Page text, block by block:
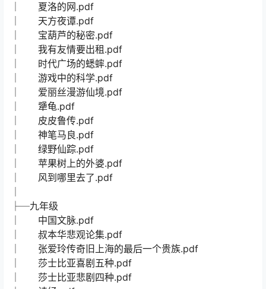
│ 夏洛的网.pdf
│ 天方夜谭.pdf
│ 宝葫芦的秘密.pdf
│ 我有友情要出租.pdf
│ 时代广场的蟋蟀.pdf
│ 游戏中的科学.pdf
│ 爱丽丝漫游仙境.pdf
│ 犟龟.pdf
│ 皮皮鲁传.pdf
│ 神笔马良.pdf
│ 绿野仙踪.pdf
│ 苹果树上的外婆.pdf
│ 风到哪里去了.pdf
├─九年级
│ 中国文脉.pdf
│ 叔本华悲观论集.pdf
│ 张爱玲传奇旧上海的最后一个贵族.pdf
│ 莎士比亚喜剧五种.pdf
│ 莎士比亚悲剧四种.pdf